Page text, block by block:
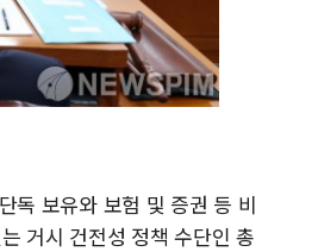
독 보유와 보험 및 증권 등 비
거시 건전성 정책 수단인 총